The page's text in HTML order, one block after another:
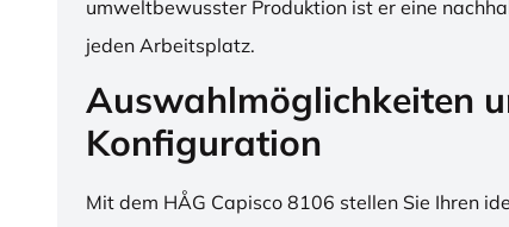
umweltbewusster Produktion ist er eine
jeden Arbeitsplatz.
Auswahlmöglichkeiten
Konfiguration
Mit dem HÅG Capisco 8106 stellen Sie Ihren